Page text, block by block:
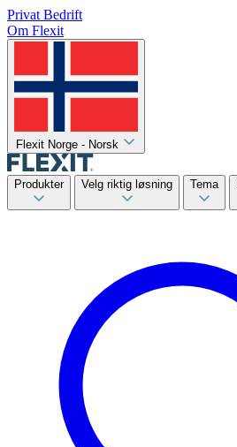
Privat Bedrift
Om Flexit
Flexit Norge - Norsk
Produkter Velg riktig løsning Tema